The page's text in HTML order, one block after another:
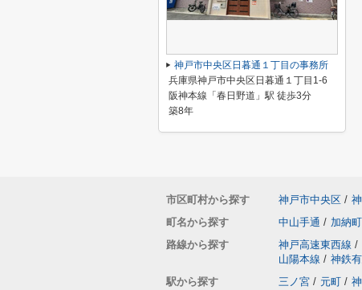
神戸市中央区日暮通１丁目の事務所
兵庫県神戸市中央区日暮通１丁目1-6
阪神本線「春日野道」駅 徒歩3分
築8年
市区町村から探す 神戸市中央区 /
町名から探す
中山手通 / 加納町
路線から探す
神戸高速東西線 /
山陽本線 / 神鉄
駅から探す
三ノ宮 / 元町 /